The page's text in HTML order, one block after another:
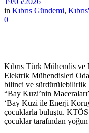
in Kıbrıs Gündemi,
0
Kıbrıs Türk Mühendis
Elektrik Mühendisleri
bilinci ve sürdürülebilirlik
“Bay Kuzi’nin
‘Bay Kuzi ile Enerji
çocuklarla buluştu.
çocuklar tarafından